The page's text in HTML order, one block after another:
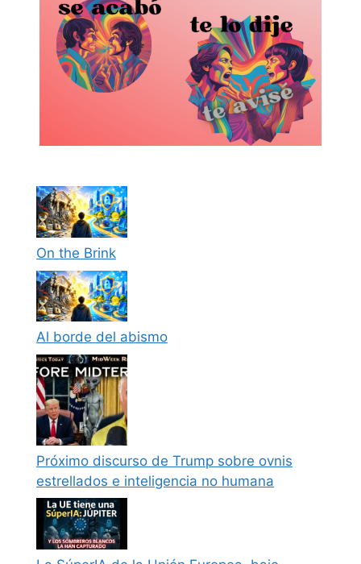
On the Brink
Al borde del abismo
Próximo discurso de Trump sobre ovnis
estrellados e inteligencia no humana